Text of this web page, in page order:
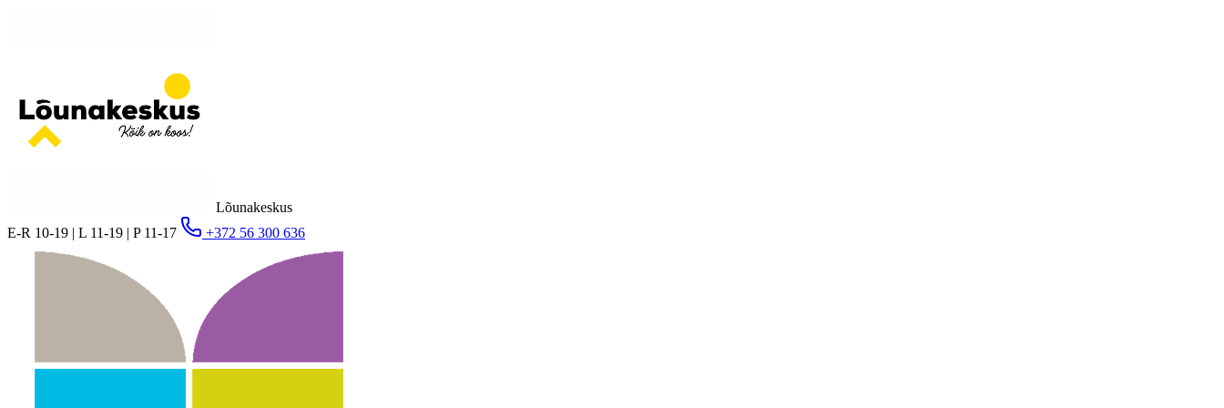
Lõunakeskus
E-R 10-19 | L 11-19 | P 11-17
+372 56 300 636